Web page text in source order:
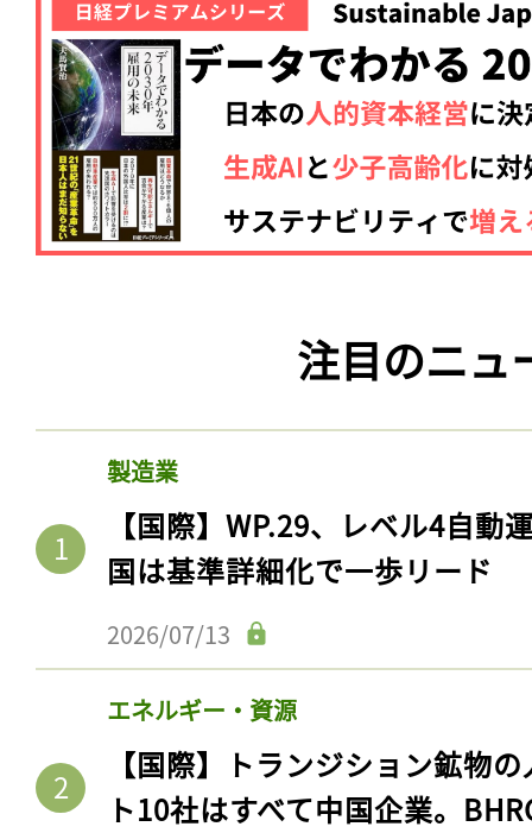
注目のニュ
製造業
【国際】WP.29、レベル4自動
国は基準詳細化で一歩リード
2026/07/13
エネルギー・資源
【国際】トランジション鉱物
ト10社はすべて中国企業。